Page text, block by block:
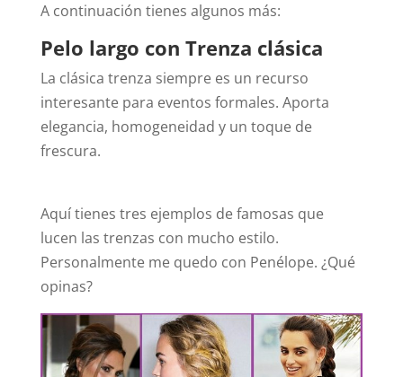
A continuación tienes algunos más:
Pelo largo con Trenza clásica
La clásica trenza siempre es un recurso
interesante para eventos formales. Aporta
elegancia, homogeneidad y un toque de
frescura.
Aquí tienes tres ejemplos de famosas que
lucen las trenzas con mucho estilo.
Personalmente me quedo con Penélope. ¿Qué
opinas?